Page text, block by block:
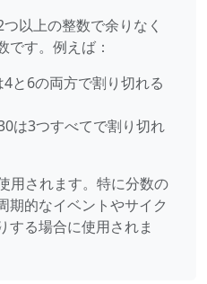
以上の整数で余りなく
です。例えば：
と6の両方で割り切れる
は3つすべてで割り切れ
用されます。特に分数の
期的なイベントやサイク
する場合に使用されま